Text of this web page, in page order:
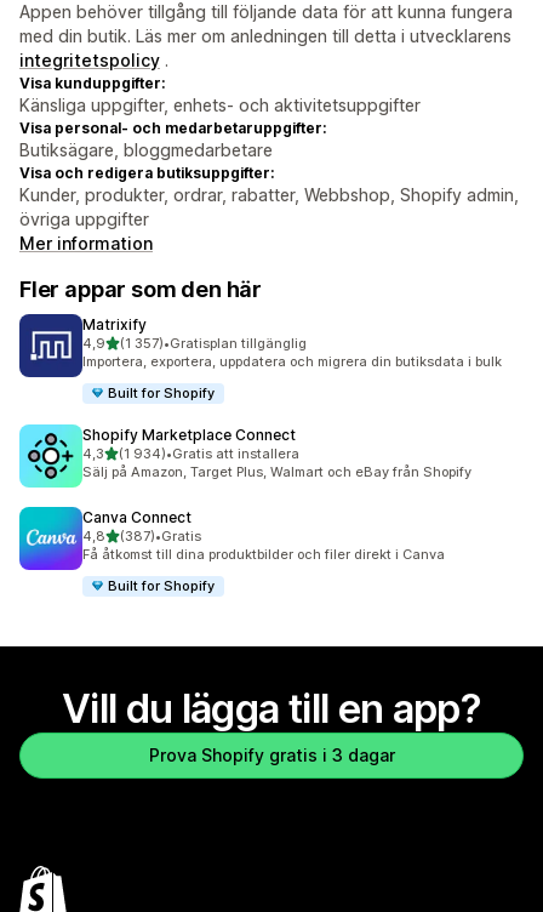
Appen behöver tillgång till följande data för att kunna fungera
med din butik. Läs mer om anledningen till detta i utvecklarens
integritetspolicy .
Visa kunduppgifter:
Känsliga uppgifter, enhets- och aktivitetsuppgifter
Visa personal- och medarbetaruppgifter:
Butiksägare, bloggmedarbetare
Visa och redigera butiksuppgifter:
Kunder, produkter, ordrar, rabatter, Webbshop, Shopify admin,
övriga uppgifter
Mer information
Fler appar som den här
Matrixify
4,9av 5 stjärnor
(1 357)
1357 recensioner totalt
•Gratisplan tillgänglig
Importera, exportera, uppdatera och migrera din butiksdata i bulk
Built for Shopify
Shopify Marketplace Connect
4,3av 5 stjärnor
(1 934)
1934 recensioner totalt
•Gratis att installera
Sälj på Amazon, Target Plus, Walmart och eBay från Shopify
Canva Connect
4,8av 5 stjärnor
(387)
387 recensioner totalt
•Gratis
Få åtkomst till dina produktbilder och filer direkt i Canva
Built for Shopify
Vill du lägga till en app?
Prova Shopify gratis i 3 dagar